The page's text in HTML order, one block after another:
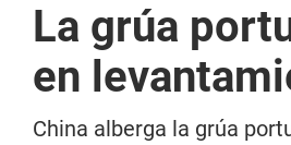
La grúa
en
China alberga la grúa